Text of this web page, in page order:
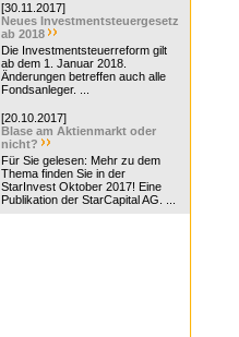
[30.11.2017]
Neues Investmentsteuergesetz
ab 2018
Die Investmentsteuerreform gilt
ab dem 1. Januar 2018.
Änderungen betreffen auch alle
Fondsanleger. ...
[20.10.2017]
Blase am Aktienmarkt oder
nicht?
Für Sie gelesen: Mehr zu dem
Thema finden Sie in der
StarInvest Oktober 2017! Eine
Publikation der StarCapital AG. ...